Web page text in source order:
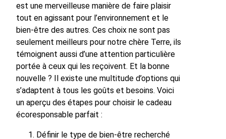
est une merveilleuse manière de faire plaisir
tout en agissant pour l’environnement et le
bien-être des autres. Ces choix ne sont pas
seulement meilleurs pour notre chère Terre, ils
témoignent aussi d’une attention particulière
portée à ceux qui les reçoivent. Et la bonne
nouvelle ? Il existe une multitude d’options qui
s’adaptent à tous les goûts et besoins. Voici
un aperçu des étapes pour choisir le cadeau
écoresponsable parfait :
Définir le type de bien-être recherché